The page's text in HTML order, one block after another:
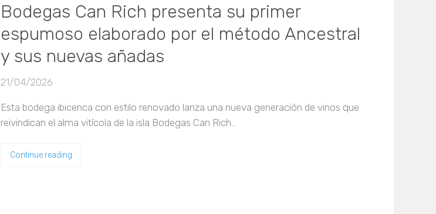
Bodegas Can Rich presenta su primer
espumoso elaborado por el método Ancestral
y sus nuevas añadas
21/04/2026
Esta bodega ibicenca con estilo renovado lanza una nueva generación de vinos que
reivindican el alma vitícola de la isla Bodegas Can Rich…
Continue reading